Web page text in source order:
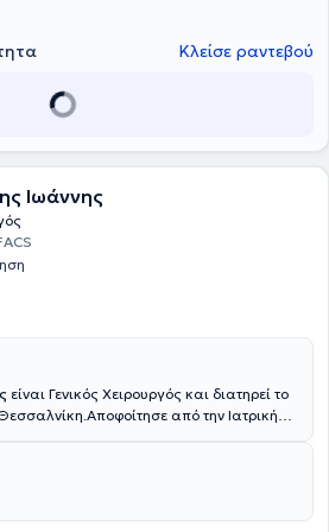
στους ασθενείς της.
Κλείσε ραντεβού
Ιωάννης
είναι Γενικός Χειρουργός και διατηρεί το
από την Ιατρική
στον τόπο καταγωγής του, στο
της Γενικής χειρουργικής την
της Αεροπορίας και την ολοκλήρωσε το
Κλινική του Α.Π.Θ. οπότε